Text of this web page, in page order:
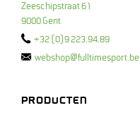
Zeeschipstraat 61
9000 Gent
+32 (0)9 223.94.89
webshop@fulltimesport.be
PRODUCTEN